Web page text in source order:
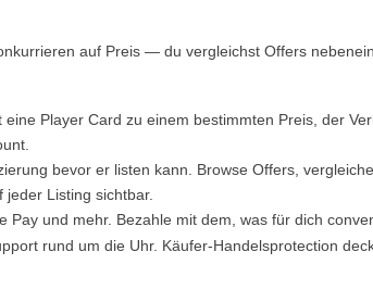
auf Preis — du vergleichst Offers
Player Card zu einem bestimmten Preis, der
bevor er listen kann. Browse Offers,
Listing sichtbar.
und mehr. Bezahle mit dem, was für dich
rund um die Uhr. Käufer-Handelsprotection